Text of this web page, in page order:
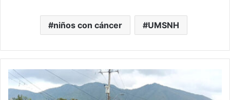
niños con cáncer UMSNH
#Michoacán
Trifulca
Entre